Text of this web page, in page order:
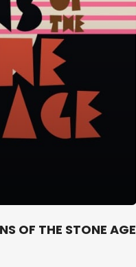
OF THE STONE AGE